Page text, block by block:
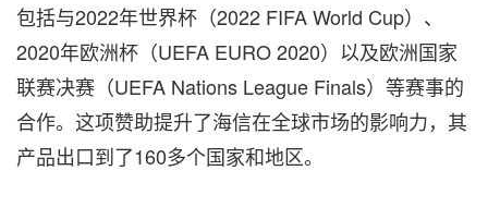
包括与2022年世界杯（2022 FIFA World Cup）、
2020年欧洲杯（UEFA EURO 2020）以及欧洲国家
联赛决赛（UEFA Nations League Finals）等赛事的
合作。这项赞助提升了海信在全球市场的影响力，其
产品出口到了160多个国家和地区。